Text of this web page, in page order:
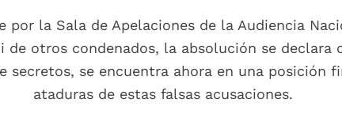
la Sala de Apelaciones de la Audiencia
otros condenados, la absolución se declara
secretos, se encuentra ahora en una posición
ataduras de estas falsas acusaciones.